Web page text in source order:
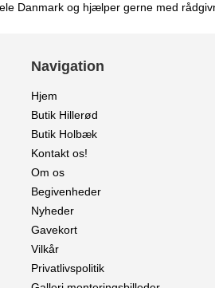
Danmark og hjælper gerne med
Navigation
Hjem
Butik Hillerød
Butik Holbæk
Kontakt os!
Om os
Begivenheder
Nyheder
Gavekort
Vilkår
Privatlivspolitik